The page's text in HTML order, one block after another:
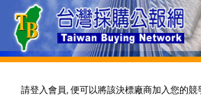
請登入會員, 便可以將該決標廠商加入您的競